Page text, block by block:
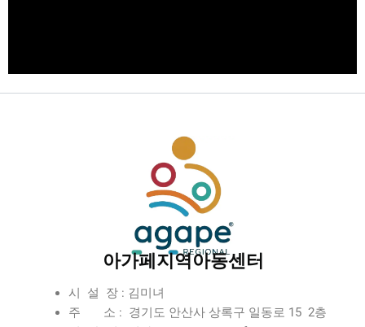
아가페지역아동센터
시 설 장 : 김미녀
주 소 : 경기도 안산사 상록구 일동로 15 2층